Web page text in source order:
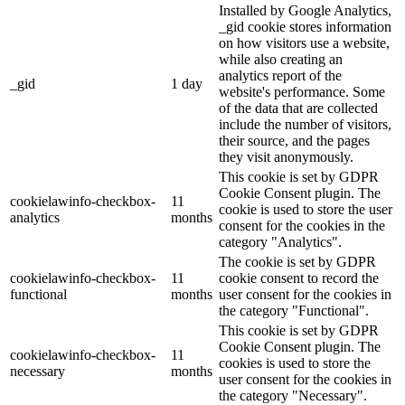
_gid 1 day
Installed by Google Analytics,
_gid cookie stores information
on how visitors use a website,
while also creating an
analytics report of the
website's performance. Some
of the data that are collected
include the number of visitors,
their source, and the pages
they visit anonymously.
cookielawinfo-checkbox-
analytics
11
months
This cookie is set by GDPR
Cookie Consent plugin. The
cookie is used to store the user
consent for the cookies in the
category "Analytics".
cookielawinfo-checkbox-
functional
11
months
The cookie is set by GDPR
cookie consent to record the
user consent for the cookies in
the category "Functional".
cookielawinfo-checkbox-
necessary
11
months
This cookie is set by GDPR
Cookie Consent plugin. The
cookies is used to store the
user consent for the cookies in
the category "Necessary".